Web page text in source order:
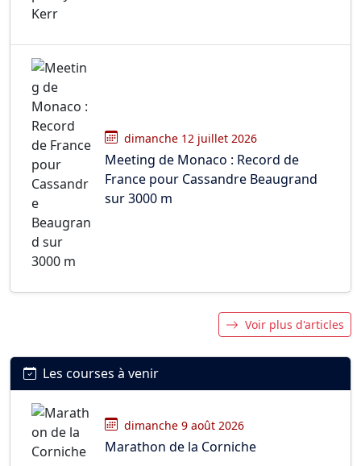
dimanche 12 juillet 2026
Meeting de Monaco : Record de
France pour Cassandre Beaugrand
sur 3000 m
Voir plus d'articles
Les courses à venir
dimanche 9 août 2026
Marathon de la Corniche